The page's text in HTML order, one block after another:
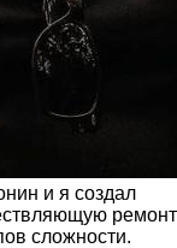
и я создал
ремонт
сложности.